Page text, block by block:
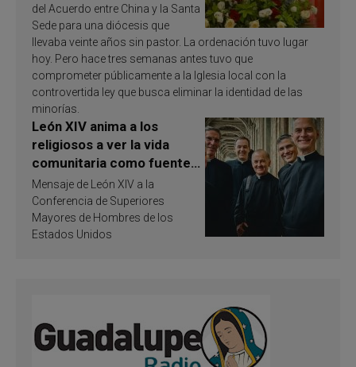
del Acuerdo entre China y la Santa
Sede para una diócesis que
llevaba veinte años sin pastor. La ordenación tuvo lugar
hoy. Pero hace tres semanas antes tuvo que
comprometer públicamente a la Iglesia local con la
controvertida ley que busca eliminar la identidad de las
minorías.
León XIV anima a los
religiosos a ver la vida
comunitaria como fuente
de inspiración y
santificación
Mensaje de León XIV a la
Conferencia de Superiores
Mayores de Hombres de los
Estados Unidos